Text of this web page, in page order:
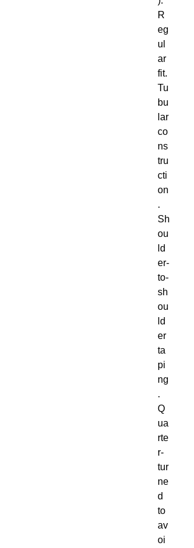
R
eg
ul
ar
fit.
Tu
bu
lar
co
ns
tru
cti
on
.
Sh
ou
ld
er-
to-
sh
ou
ld
er
ta
pi
ng
.
Q
ua
rte
r-
tur
ne
d
to
av
oi